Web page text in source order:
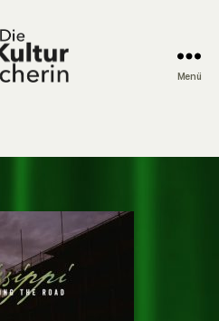
Menü